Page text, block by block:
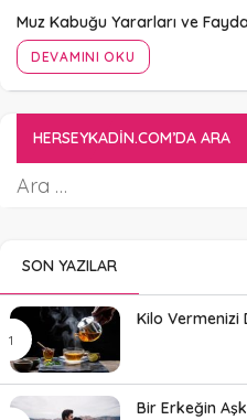
Muz Kabuğu Yararları ve
DEVAMINI OKU
HERSEYKADIN.COM’DA ARA
SON YAZILAR
Kilo Vermenizi
Bir Erkeğin Aşk